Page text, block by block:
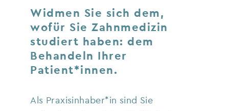
Widmen Sie sich dem,
wofür Sie Zahnmedizin
studiert haben: dem
Behandeln Ihrer
Patient*innen.
Als Praxisinhaber*in sind Sie